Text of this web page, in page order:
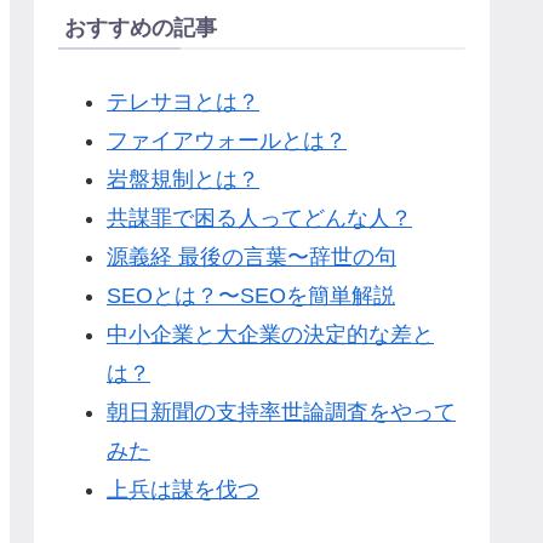
おすすめの記事
テレサヨとは？
ファイアウォールとは？
岩盤規制とは？
共謀罪で困る人ってどんな人？
源義経 最後の言葉〜辞世の句
SEOとは？〜SEOを簡単解説
中小企業と大企業の決定的な差と
は？
朝日新聞の支持率世論調査をやって
みた
上兵は謀を伐つ